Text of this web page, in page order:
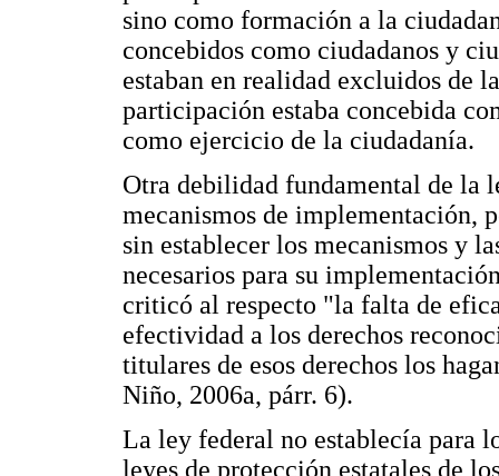
sino como formación a la
concebidos como ciudadanos y
estaban en realidad excluidos de
participación estaba concebida
como ejercicio de la ciudadanía.
Otra debilidad fundamental de la
mecanismos de implementación,
sin establecer los mecanismos y
necesarios para su
criticó al respecto "la falta de
efectividad a los derechos
titulares de esos derechos los
Niño, 2006a, párr. 6).
La ley federal no establecía para
leyes de protección estatales de